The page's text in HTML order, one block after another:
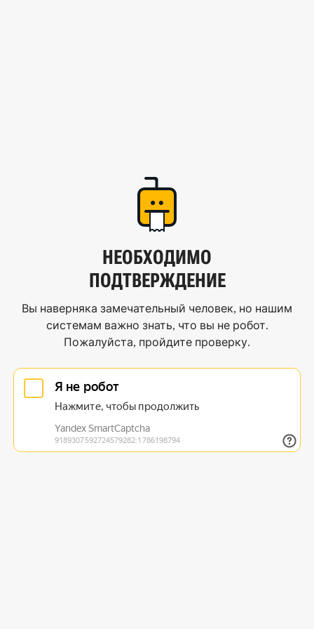
НЕОБХОДИМО
ПОДТВЕРЖДЕНИЕ
Вы наверняка замечательный человек, но нашим
системам важно знать, что вы не робот.
Пожалуйста, пройдите проверку.